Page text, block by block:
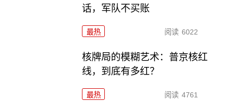
话，军队不买账
最热 阅读 6022
核牌局的模糊艺术：普京核红
线，到底有多红？
最热 阅读 4761